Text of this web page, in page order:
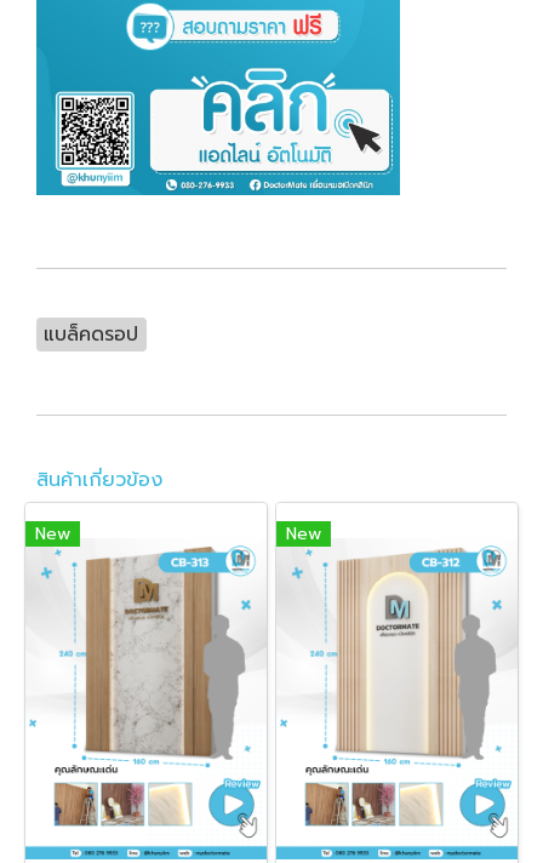
แบล็คดรอป
สินค้าเกี่ยวข้อง
New New